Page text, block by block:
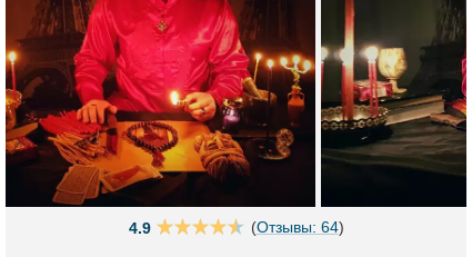
4.9 (Отзывы: 64)